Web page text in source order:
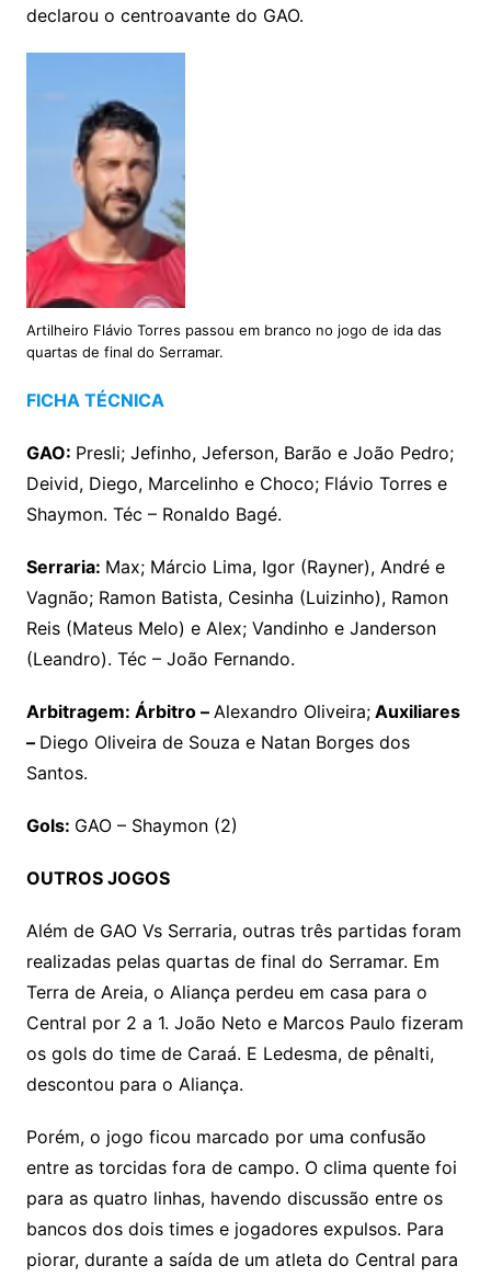
declarou o centroavante do GAO.
Artilheiro Flávio Torres passou em branco no jogo de ida das
quartas de final do Serramar.
FICHA TÉCNICA
GAO: Presli; Jefinho, Jeferson, Barão e João Pedro;
Deivid, Diego, Marcelinho e Choco; Flávio Torres e
Shaymon. Téc – Ronaldo Bagé.
Serraria: Max; Márcio Lima, Igor (Rayner), André e
Vagnão; Ramon Batista, Cesinha (Luizinho), Ramon
Reis (Mateus Melo) e Alex; Vandinho e Janderson
(Leandro). Téc – João Fernando.
Arbitragem: Árbitro – Alexandro Oliveira;Auxiliares
– Diego Oliveira de Souza e Natan Borges dos
Santos.
Gols: GAO – Shaymon (2)
OUTROS JOGOS
Além de GAO Vs Serraria, outras três partidas foram
realizadas pelas quartas de final do Serramar. Em
Terra de Areia, o Aliança perdeu em casa para o
Central por 2 a 1. João Neto e Marcos Paulo fizeram
os gols do time de Caraá. E Ledesma, de pênalti,
descontou para o Aliança.
Porém, o jogo ficou marcado por uma confusão
entre as torcidas fora de campo. O clima quente foi
para as quatro linhas, havendo discussão entre os
bancos dos dois times e jogadores expulsos. Para
piorar, durante a saída de um atleta do Central para